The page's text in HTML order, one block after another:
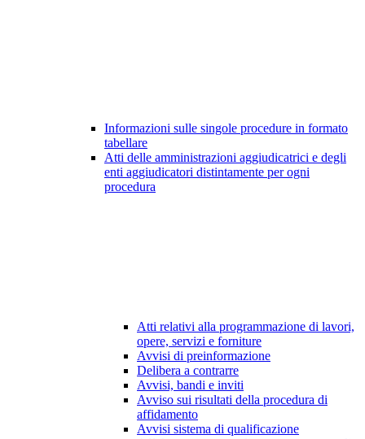
Informazioni sulle singole procedure in formato
tabellare
Atti delle amministrazioni aggiudicatrici e degli
enti aggiudicatori distintamente per ogni
procedura
Atti relativi alla programmazione di lavori,
opere, servizi e forniture
Avvisi di preinformazione
Delibera a contrarre
Avvisi, bandi e inviti
Avviso sui risultati della procedura di
affidamento
Avvisi sistema di qualificazione